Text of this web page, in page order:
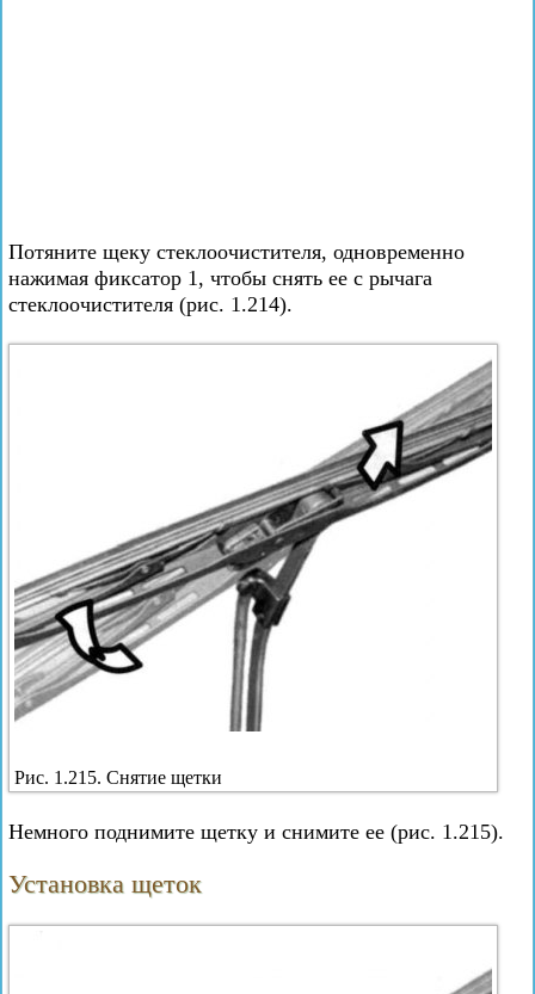
Потяните щеку стеклоочистителя, одновременно
нажимая фиксатор 1, чтобы снять ее с рычага
стеклоочистителя (рис. 1.214).
Рис. 1.215. Снятие щетки
Немного поднимите щетку и снимите ее (рис. 1.215).
Установка щеток